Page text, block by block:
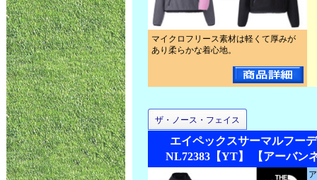
マイクロフリース素材は軽くて厚みが
あり柔らかな着心地。
ザ・ノース・フェイス
エイペックスサーマルフー
NL72383【YT】 【アーバン